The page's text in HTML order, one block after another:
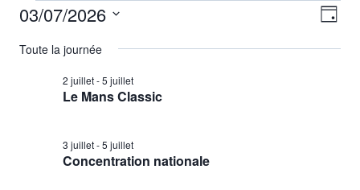
Évènements
for
juillet
2026
par
de
Jour
03/07/2026
une
Toute la journée
Le Mans Classic
2 juillet-5 juillet
Concentration nationale
3 juillet-5 juillet